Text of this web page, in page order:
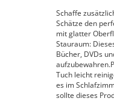
Schaffe
Schätze den
mit glatter
Stauraum:
Bücher, DVDs
Tuch leicht
es im
sollte dieses